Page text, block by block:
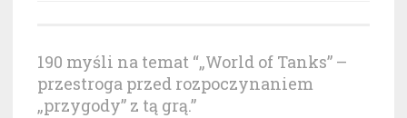
190 myśli na temat “„World of Tanks” –
przestroga przed rozpoczynaniem
„przygody” z tą grą.”